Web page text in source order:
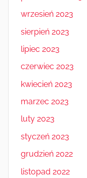
wrzesień 2023
sierpień 2023
lipiec 2023
czerwiec 2023
kwiecień 2023
marzec 2023
luty 2023
styczeń 2023
grudzień 2022
listopad 2022